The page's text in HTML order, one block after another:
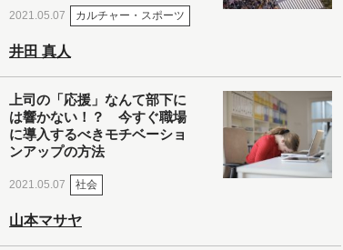
2021.05.07 カルチャー・スポーツ
井田 真人
上司の「応援」なんて部下に
は響かない！？ 今すぐ職場
に導入するべきモチベーショ
ンアップの方法
2021.05.07 社会
山本マサヤ